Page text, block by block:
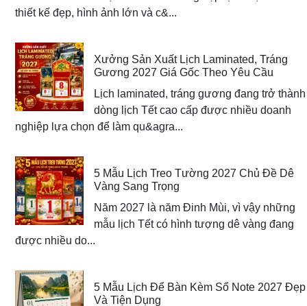
thiết kế đẹp, hình ảnh lớn và c&...
Xưởng Sản Xuất Lịch Laminated, Tráng
Gương 2027 Giá Gốc Theo Yêu Cầu
Lịch laminated, tráng gương đang trở thành
dòng lịch Tết cao cấp được nhiều doanh
nghiệp lựa chọn để làm qu&agra...
5 Mẫu Lịch Treo Tường 2027 Chủ Đề Dê
Vàng Sang Trọng
Năm 2027 là năm Đinh Mùi, vì vậy những
mẫu lịch Tết có hình tượng dê vàng đang
được nhiều do...
5 Mẫu Lịch Để Bàn Kèm Sổ Note 2027 Đẹp
Và Tiện Dụng